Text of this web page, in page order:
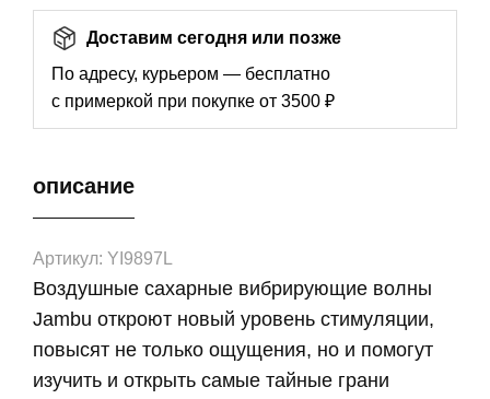
Доставим сегодня или позже
По адресу, курьером — бесплатно
с примеркой при покупке от 3500 ₽
описание
Артикул: YI9897L
Воздушные сахарные вибрирующие волны
Jambu откроют новый уровень стимуляции,
повысят не только ощущения, но и помогут
изучить и открыть самые тайные грани